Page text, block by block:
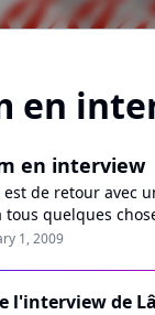
en
en interview
est de retour avec
tous quelques
ans de carrière.
métier. Son talent
de continuer
1, 2009
l'interview de